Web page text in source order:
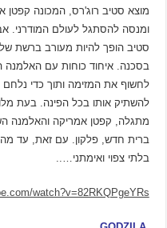
מוצא סטיב רוג'רס, המכונה קפטן
סטיב הופך להיות מעורב ברשת
בסכנה. איחוד כוחות עם האלמנה
לחשוף את המזימה ותוך כדי
להשתיק אותו בכל הפינה. בעת
מתגלה, קפטן אמריקה והאלמנה
ברית חדש, פלקון. עם זאת, עד
בלתי צפוי ואימתני…..
watch?v=82RKQPgeYRs